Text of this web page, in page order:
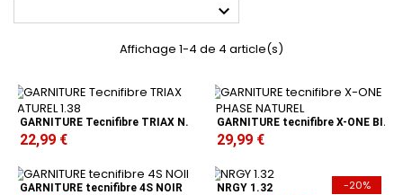

Affichage 1-4 de 4 article(s)
GARNITURE Tecnifibre TRIAX NATUREL 1.38
22,99 €
GARNITURE tecnifibre X-ONE BIPHASE NATUREL
29,99 €
GARNITURE tecnifibre 4S NOIR -20%
NRGY 1.32